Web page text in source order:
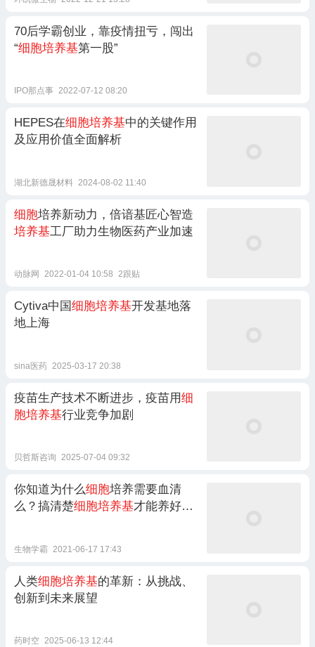
70后学霸创业，靠疫情扭亏，闯出
“细胞培养基第一股”
IPO那点事 2022-07-12 08:20
HEPES在细胞培养基中的关键作用
及应用价值全面解析
湖北新德晟材料 2024-08-02 11:40
细胞培养新动力，倍谙基匠心智造
培养基工厂助力生物医药产业加速
动脉网 2022-01-04 10:58 2跟贴
Cytiva中国细胞培养基开发基地落
地上海
sina医药 2025-03-17 20:38
疫苗生产技术不断进步，疫苗用细
胞培养基行业竞争加剧
贝哲斯咨询 2025-07-04 09:32
你知道为什么细胞培养需要血清
么？搞清楚细胞培养基才能养好细
生物学霸 2021-06-17 17:43
人类细胞培养基的革新：从挑战、
创新到未来展望
药时空 2025-06-13 12:44